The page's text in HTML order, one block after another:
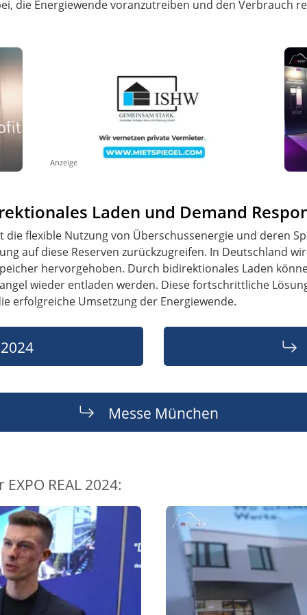
die Energiewende voranzutreiben und den Verbrauch
Anzeige
Laden und Demand
die flexible Nutzung von Überschussenergie und deren
auf diese Reserven zurückzugreifen. In Deutschland
hervorgehoben. Durch bidirektionales Laden
wieder entladen werden. Diese fortschrittliche
erfolgreiche Umsetzung der Energiewende.
Messe München
REAL 2024: